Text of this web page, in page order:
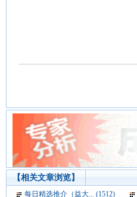
【相关文章浏览】
每日精选推介（益大... (1512)